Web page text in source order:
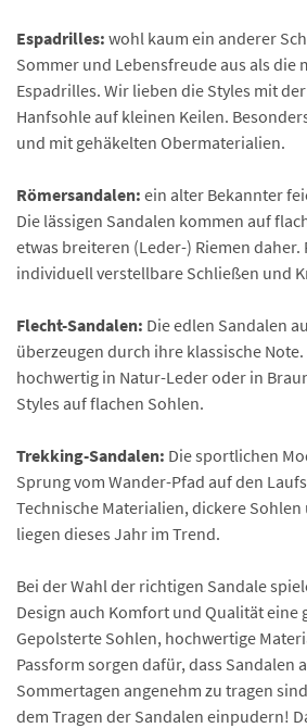
Espadrilles: wohl kaum ein anderer
Sommer und Lebensfreude aus als die
Espadrilles. Wir lieben die Styles mit
Hanfsohle auf kleinen Keilen.
und mit gehäkelten Obermaterialien.
Römersandalen: ein alter Bekannter
Die lässigen Sandalen kommen auf
etwas breiteren (Leder-) Riemen daher.
individuell verstellbare Schließen und
Flecht-Sandalen: Die edlen Sandalen
überzeugen durch ihre klassische
hochwertig in Natur-Leder oder in
Styles auf flachen Sohlen.
Trekking-Sandalen: Die sportlichen
Sprung vom Wander-Pfad auf den
Technische Materialien, dickere
liegen dieses Jahr im Trend.
Bei der Wahl der richtigen Sandale
Design auch Komfort und Qualität eine
Gepolsterte Sohlen, hochwertige
Passform sorgen dafür, dass Sandalen
Sommertagen angenehm zu tragen
dem Tragen der Sandalen einpudern!